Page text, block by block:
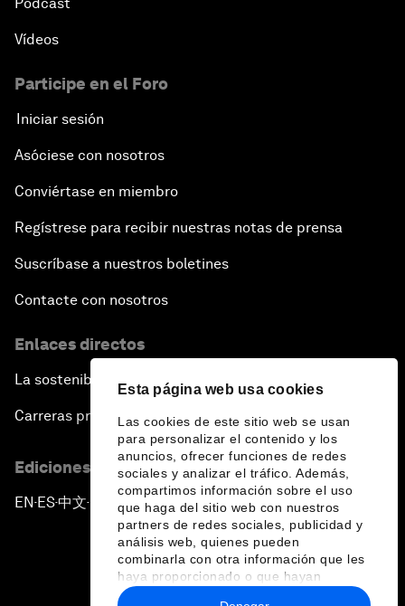
Esta página web usa cookies
Las cookies de este sitio web se usan
para personalizar el contenido y los
anuncios, ofrecer funciones de redes
sociales y analizar el tráfico. Además,
compartimos información sobre el uso
que haga del sitio web con nuestros
partners de redes sociales, publicidad y
análisis web, quienes pueden
combinarla con otra información que les
haya proporcionado o que hayan
recopilado a partir del uso que haya
Vídeos
Participe en el Foro
Iniciar sesión
Asóciese con nosotros
Conviértase en miembro
Regístrese para recibir nuestras notas de prensa
Suscríbase a nuestros boletines
Contacte con nosotros
Enlaces directos
La sostenibilidad en el Foro
Carreras profesionales
Ediciones en otros idiomas
EN ▪ES▪中文▪ 日本語